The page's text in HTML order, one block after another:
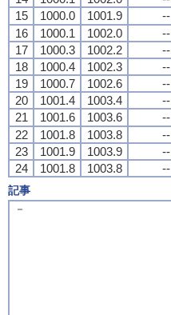
15
1000.0 1001.9 --
16
1000.1 1002.0 --
17
1000.3 1002.2 --
18
1000.4 1002.3 --
19
1000.7 1002.6 --
20
1001.4 1003.4 --
21
1001.6 1003.6 --
22
1001.8 1003.8 --
23
1001.9 1003.9 --
24
1001.8 1003.8 --
記事
－